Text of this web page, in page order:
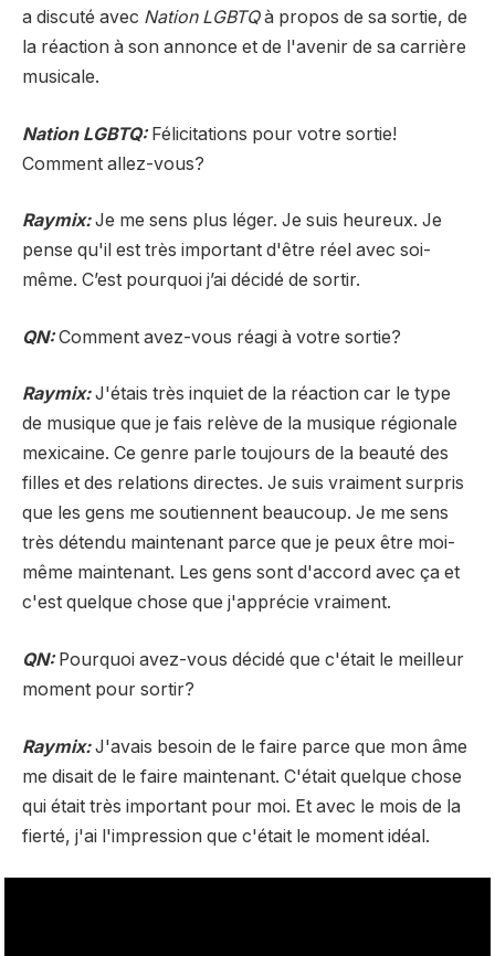
a discuté avec Nation LGBTQà propos de sa sortie, de
la réaction à son annonce et de l'avenir de sa carrière
musicale.
Nation LGBTQ:Félicitations pour votre sortie!
Comment allez-vous?
Raymix:Je me sens plus léger. Je suis heureux. Je
pense qu'il est très important d'être réel avec soi-
même. C’est pourquoi j’ai décidé de sortir.
QN:Comment avez-vous réagi à votre sortie?
Raymix:J'étais très inquiet de la réaction car le type
de musique que je fais relève de la musique régionale
mexicaine. Ce genre parle toujours de la beauté des
filles et des relations directes. Je suis vraiment surpris
que les gens me soutiennent beaucoup. Je me sens
très détendu maintenant parce que je peux être moi-
même maintenant. Les gens sont d'accord avec ça et
c'est quelque chose que j'apprécie vraiment.
QN:Pourquoi avez-vous décidé que c'était le meilleur
moment pour sortir?
Raymix:J'avais besoin de le faire parce que mon âme
me disait de le faire maintenant. C'était quelque chose
qui était très important pour moi. Et avec le mois de la
fierté, j'ai l'impression que c'était le moment idéal.